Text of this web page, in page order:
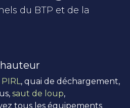
du BTP et de la
PIRL, quai de déchargement,
saut de loup,
tous les équipements